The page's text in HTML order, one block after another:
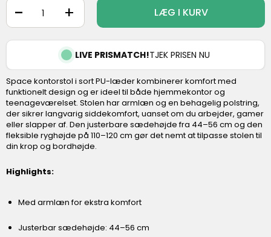
+
- LÆG I KURV
LIVE PRISMATCH!TJEK PRISEN NU
Space kontorstol i sort PU-læder kombinerer komfort med
funktionelt design og er ideel til både hjemmekontor og
teenageværelset. Stolen har armlæn og en behagelig polstring,
der sikrer langvarig siddekomfort, uanset om du arbejder, gamer
eller slapper af. Den justerbare sædehøjde fra 44–56 cm og den
fleksible ryghøjde på 110–120 cm gør det nemt at tilpasse stolen til
din krop og bordhøjde.
Highlights:
Med armlæn for ekstra komfort
Justerbar sædehøjde: 44–56 cm